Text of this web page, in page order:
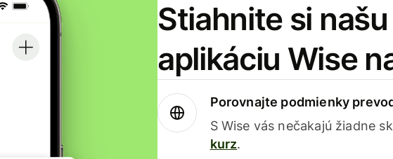
Stiahnite si
aplikáciu Wise
Porovnajte podmienky
S Wise vás nečakajú žiadne
kurz.